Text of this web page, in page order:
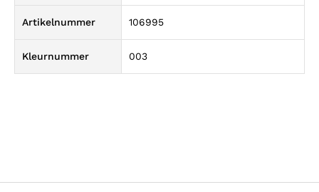
Artikelnummer 106995
Kleurnummer 003